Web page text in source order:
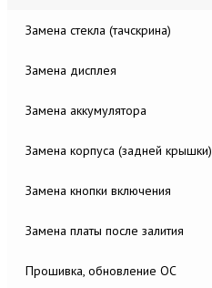
Замена стекла (тачскрина)
Замена дисплея
Замена аккумулятора
Замена корпуса (задней крышки)
Замена кнопки включения
Замена платы после залития
Прошивка, обновление ОС